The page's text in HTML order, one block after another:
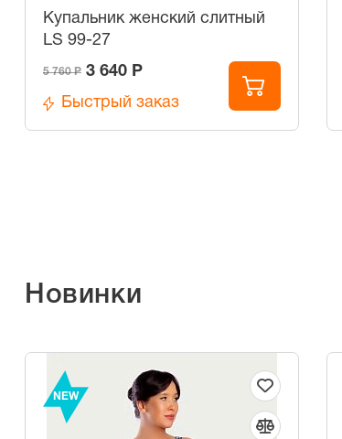
Купальник женский слитный
LS 99-27
5 760 Р 3 640 Р
Быстрый заказ
Новинки
NEW